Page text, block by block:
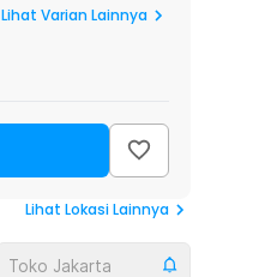
Lihat Varian Lainnya
Lihat Lokasi Lainnya
Toko Jakarta